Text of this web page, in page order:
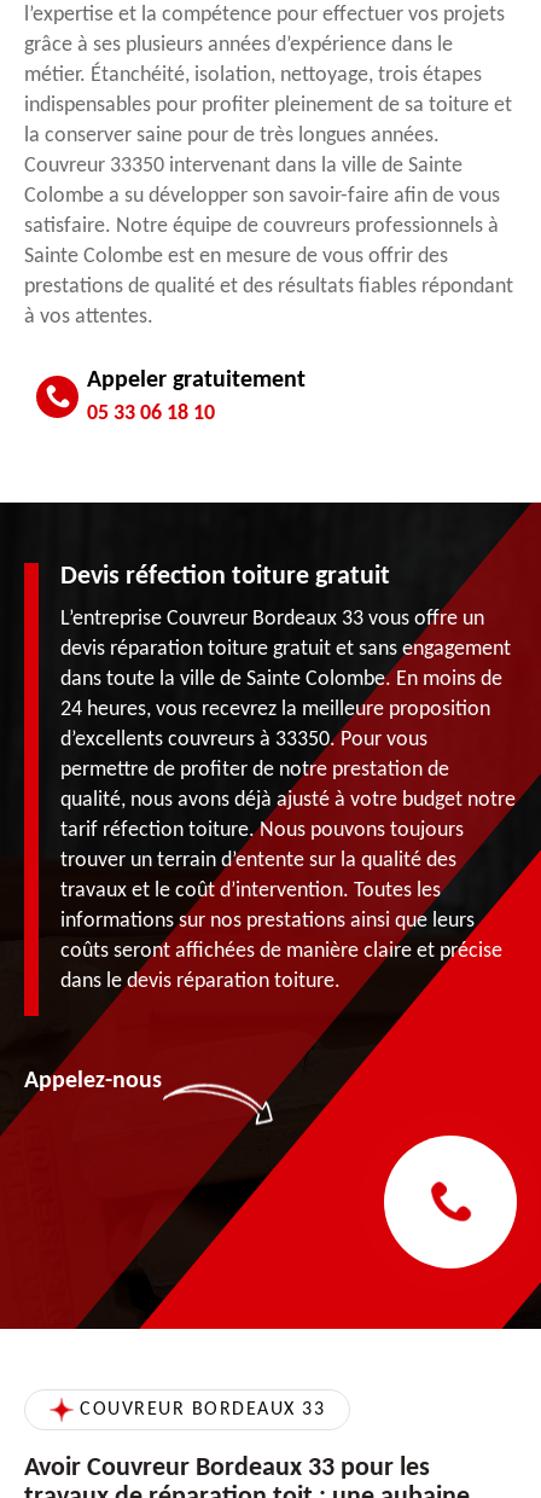
l’expertise et la compétence pour effectuer vos projets
grâce à ses plusieurs années d’expérience dans le
métier. Étanchéité, isolation, nettoyage, trois étapes
indispensables pour profiter pleinement de sa toiture et
la conserver saine pour de très longues années.
Couvreur 33350 intervenant dans la ville de Sainte
Colombe a su développer son savoir-faire afin de vous
satisfaire. Notre équipe de couvreurs professionnels à
Sainte Colombe est en mesure de vous offrir des
prestations de qualité et des résultats fiables répondant
à vos attentes.
Appeler gratuitement
05 33 06 18 10
Devis réfection toiture gratuit
L’entreprise Couvreur Bordeaux 33 vous offre un
devis réparation toiture gratuit et sans engagement
dans toute la ville de Sainte Colombe. En moins de
24 heures, vous recevrez la meilleure proposition
d’excellents couvreurs à 33350. Pour vous
permettre de profiter de notre prestation de
qualité, nous avons déjà ajusté à votre budget notre
tarif réfection toiture. Nous pouvons toujours
trouver un terrain d’entente sur la qualité des
travaux et le coût d’intervention. Toutes les
informations sur nos prestations ainsi que leurs
coûts seront affichées de manière claire et précise
dans le devis réparation toiture.
Appelez-nous
COUVREUR BORDEAUX 33
Avoir Couvreur Bordeaux 33 pour les